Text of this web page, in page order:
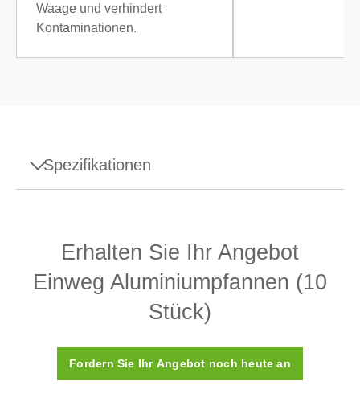
Waage und verhindert
Kontaminationen.
Spezifikationen
80 mm x 80 mm
Manuelle XPR-
Massenkomparatoren
Verbrauchsmaterialientyp Aluminium Pfannen
Erhalten Sie Ihr Angebot
Einweg Aluminiumpfannen (10
Stück)
Fordern Sie Ihr Angebot noch heute an